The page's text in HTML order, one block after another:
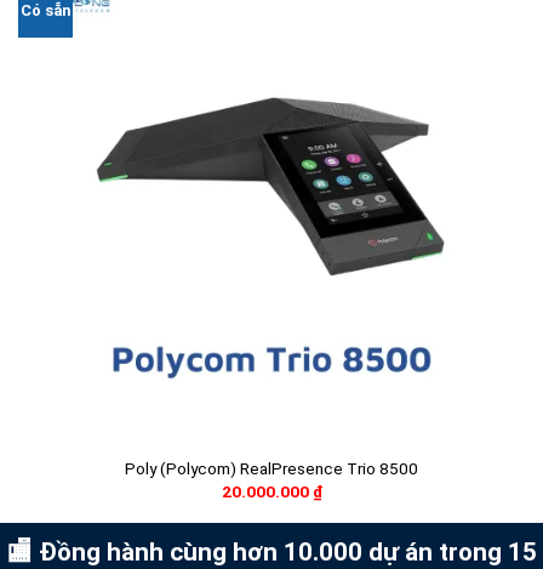
Có sẵn
Poly (Polycom) RealPresence Trio 8500
20.000.000 ₫
🏬 Đồng hành cùng hơn 10.000 dự án trong 15